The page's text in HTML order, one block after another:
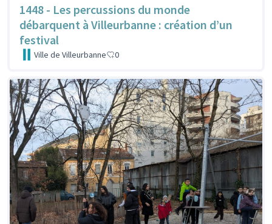
1448 - Les percussions du monde
débarquent à Villeurbanne : création d’un
festival
Ville de Villeurbanne 0